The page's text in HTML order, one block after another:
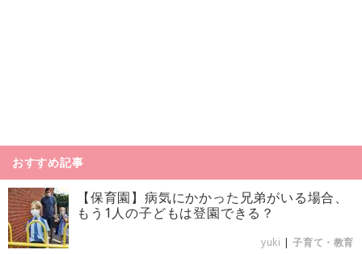
おすすめ記事
【保育園】病気にかかった兄弟がいる場合、
もう1人の子どもは登園できる？
yuki |子育て・教育